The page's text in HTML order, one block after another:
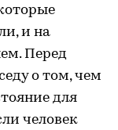
и на
Перед
о том, чем
для
человек